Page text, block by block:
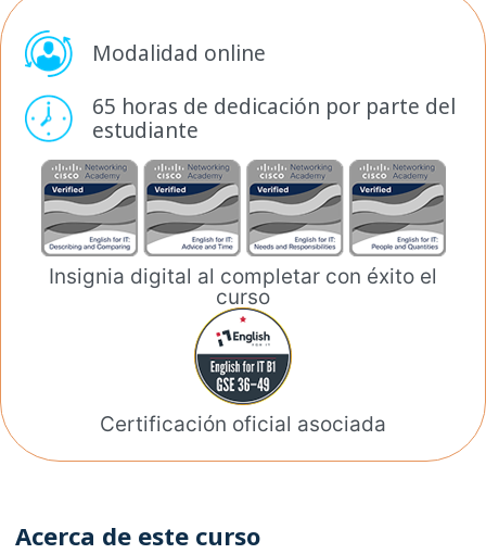
Modalidad online
65 horas de dedicación por parte del
estudiante
Insignia digital al completar con éxito el
curso
Certificación oficial asociada
Acerca de este curso